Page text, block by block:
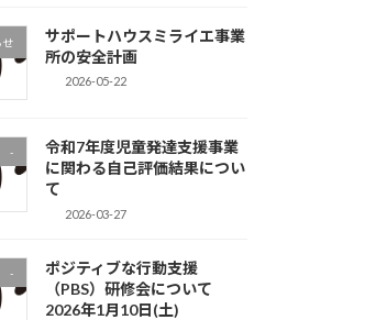
せ
サポートハウスミライエ事業
所の安全計画
2026-05-22
-
令和7年度児童発達支援事業
に関わる自己評価結果につい
て
2026-03-27
-
ポジティブな行動支援
（PBS）研修会について
2026年1月10日(土)